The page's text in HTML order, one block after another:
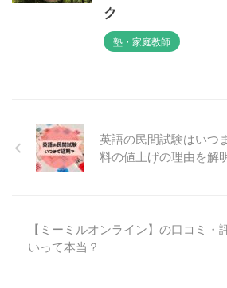
ク
塾・家庭教師
英語の民間試験はいつ
料の値上げの理由を解
【ミーミルオンライン】の口コミ・
いって本当？